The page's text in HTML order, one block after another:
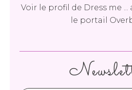
Voir le profil de Dress me
le portail